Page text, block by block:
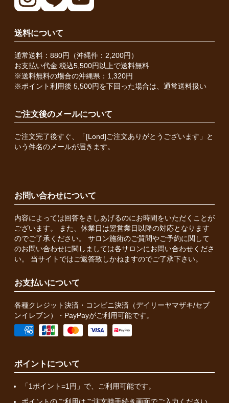
送料について
通常送料：880円（沖縄件：2,200円）
お支払い代金 税込5,500円以上で送料無料
※送料無料の場合の沖縄県：1,320円
※ポイント利用後 5,500円を下回った場合は、通常送料扱い
ご注文後のメールについて
ご注文完了後すぐ、「[Lond]ご注文ありがとうございます」と
いう件名のメールが届きます。
お問い合わせについて
内容によっては回答をさしあげるのにお時間をいただくことが
ございます。 また、休業日は翌営業日以降の対応となります
のでご了承ください。 サロン施術のご質問やご予約に関して
のお問い合わせに関しましては各サロンにお問い合わせくださ
い。 当サイトではご返答致しかねますのでご了承下さい。
お支払いについて
各種クレジット決済・コンビニ決済（デイリーヤマザキ/セブ
ンイレブン）・PayPayがご利用可能です。
ポイントについて
「1ポイント=1円」で、ご利用可能です。
ポイントのご利用はご注文時手続き画面でご入力ください。